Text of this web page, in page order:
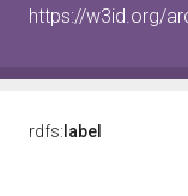
https://w3id.org/
rdfs: label